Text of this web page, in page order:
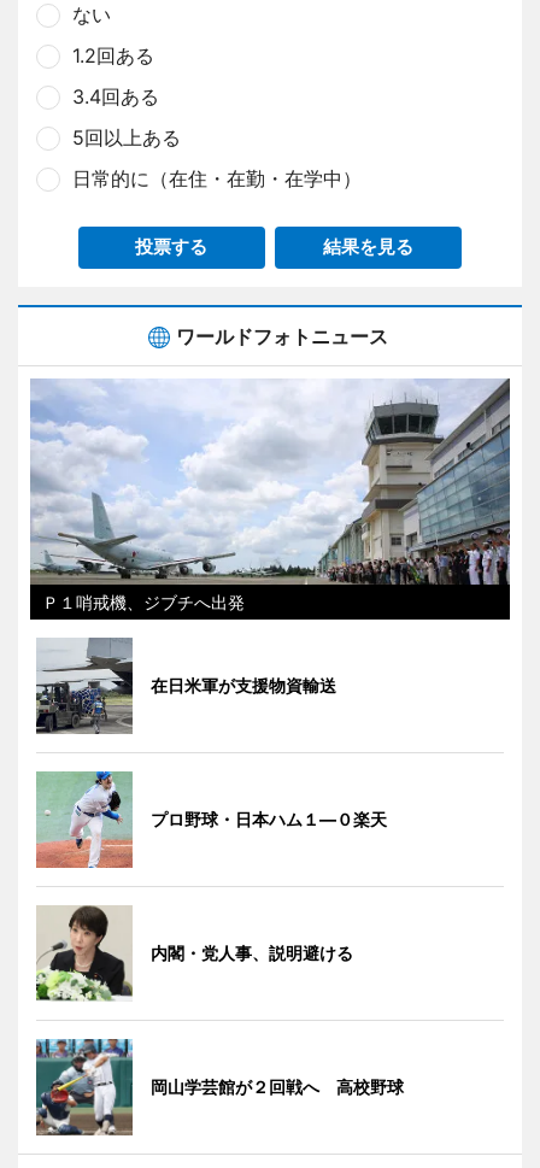
ない
1.2回ある
3.4回ある
5回以上ある
日常的に（在住・在勤・在学中）
投票する 結果を見る
ワールドフォトニュース
Ｐ１哨戒機、ジブチへ出発
在日米軍が支援物資輸送
プロ野球・日本ハム１―０楽天
内閣・党人事、説明避ける
岡山学芸館が２回戦へ 高校野球